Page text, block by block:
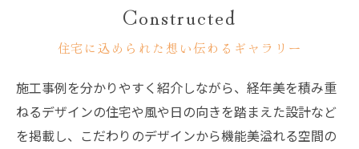
Constructed
住宅に込められた想い伝わるギャラリー
施工事例を分かりやすく紹介しながら、経年美を積み重
ねるデザインの住宅や風や日の向きを踏まえた設計など
を掲載し、こだわりのデザインから機能美溢れる空間の